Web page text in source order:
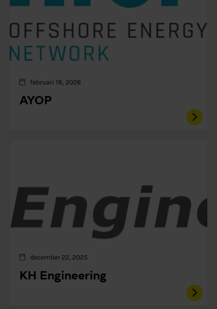
februari 18, 2026
AYOP
december 22, 2025
KH Engineering